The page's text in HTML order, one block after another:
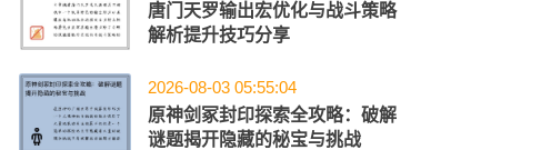
唐门天罗输出宏优化与战斗策略
解析提升技巧分享
2026-08-03 05:55:04
原神剑冢封印探索全攻略：破解
谜题揭开隐藏的秘宝与挑战